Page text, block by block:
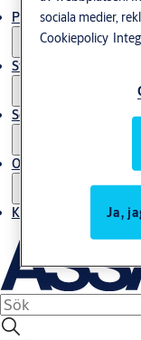
Produkter och
Stories
Service
Om oss
Kontakta oss
sociala medier,
Cookiepolicy
Ja,